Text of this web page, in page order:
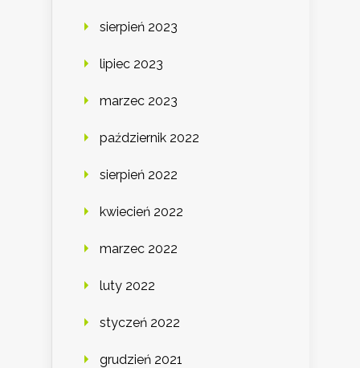
sierpień 2023
lipiec 2023
marzec 2023
październik 2022
sierpień 2022
kwiecień 2022
marzec 2022
luty 2022
styczeń 2022
grudzień 2021